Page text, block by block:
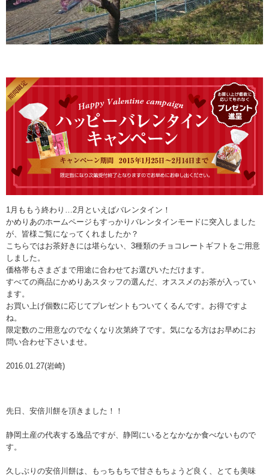
1月ももう終わり…2月といえばバレンタイン！
かめりあのホームページもすっかりバレンタインモードに突入しました
が、皆様ご覧になってくれましたか？
こちらではお茶好きには堪らない、3種類のチョコレートギフトをご用意
しました。
価格帯もさまざまで用途に合わせてお選びいただけます。
すべての商品にかめりあスタッフの選んだ、オススメのお茶が入ってい
ます。
お買い上げ個数に応じてプレゼントもついてくるんです。お得ですよ
ね。
限定数のご用意なのでなくなり次第終了です。気になる方はお早めにお
問い合わせ下さいませ。
2016.01.27(岩崎)
先日、安倍川餅を頂きました！！
静岡土産の代表する逸品ですが、静岡にいるとなかなか食べないもので
す。
久しぶりの安倍川餅は、もっちもちで甘さもちょうど良く、とても美味